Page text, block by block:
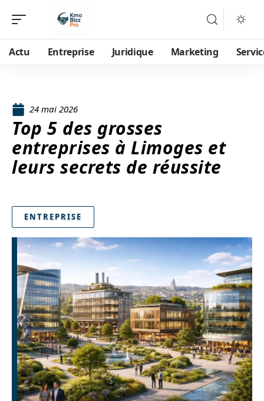
Actu Entreprise Juridique Marketing
24 mai 2026
Top 5 des grosses
entreprises à Limoges et
leurs secrets de réussite
ENTREPRISE